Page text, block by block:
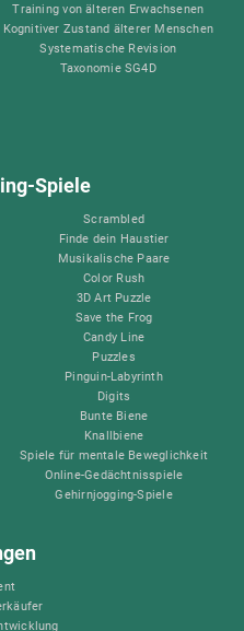
Training von älteren Erwachsenen
Kognitiver Zustand älterer Menschen
Systematische Revision
Taxonomie SG4D
Spiele
Scrambled
Finde dein Haustier
Musikalische Paare
Color Rush
3D Art Puzzle
Save the Frog
Candy Line
Puzzles
Pinguin-Labyrinth
Digits
Bunte Biene
Knallbiene
Spiele für mentale Beweglichkeit
Online-Gedächtnisspiele
Gehirnjogging-Spiele